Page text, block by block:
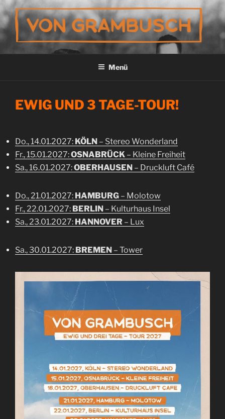
Zum
Inhalt
springen
VON GRAMBUSCH
Menü
EWIG UND 3 TAGE-TOUR!
Do., 14.01.2027: KÖLN – Stereo Wonderland
Fr., 15.01.2027:OSNABRÜCK – Kleine Freiheit
Sa., 16.01.2027:OBERHAUSEN – Druckluft Café
Do., 21.01.2027: HAMBURG – Molotow
Fr., 22.01.2027: BERLIN – Kulturhaus Insel
Sa., 23.01.2027: HANNOVER – Lux
Sa., 30.01.2027: BREMEN – Tower